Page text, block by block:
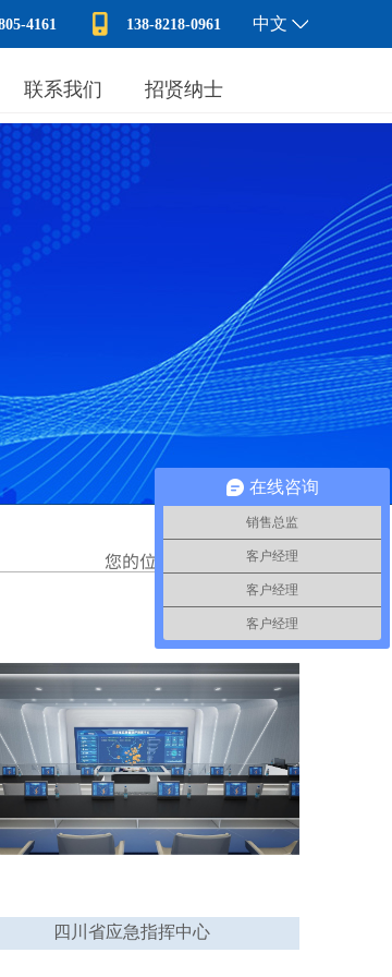
中文
4161 138-8218-0961
联系我们 招贤纳士
您的位置： >>展厅
四川省应急指挥中心
在线咨询
销售总监
客户经理
客户经理
客户经理